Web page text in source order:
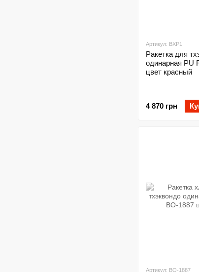
Артикул: BXP1
Ракетка для
одинарная PU
цвет красный
4 870 грн
Артикул: BO-1887